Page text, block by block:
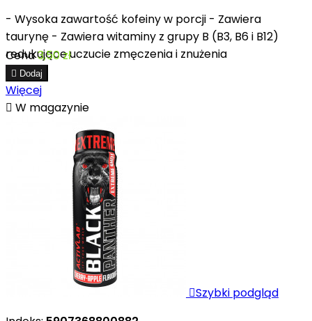
- Wysoka zawartość kofeiny w porcji - Zawiera
taurynę - Zawiera witaminy z grupy B (B3, B6 i B12)
redukujące uczucie zmęczenia i znużenia
Cena3,50 zł
 Dodaj
Więcej
 W magazynie
Szybki podgląd